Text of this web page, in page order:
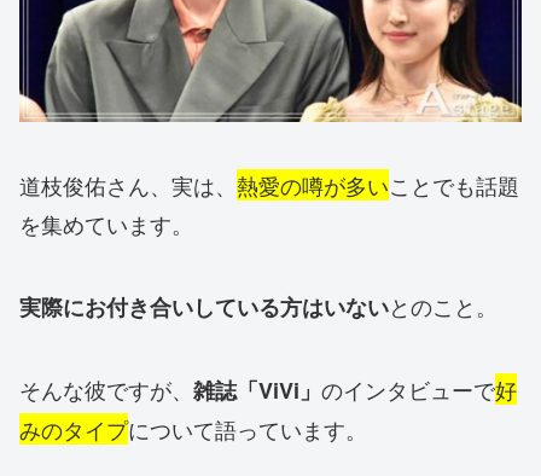
道枝俊佑さん、実は、 熱愛の噂が多いことでも話題
を集めています。
実際にお付き合いしている方はいないとのこと。
そんな彼ですが、 雑誌「ViVi」 のインタビューで好
みのタイプについて語っています。